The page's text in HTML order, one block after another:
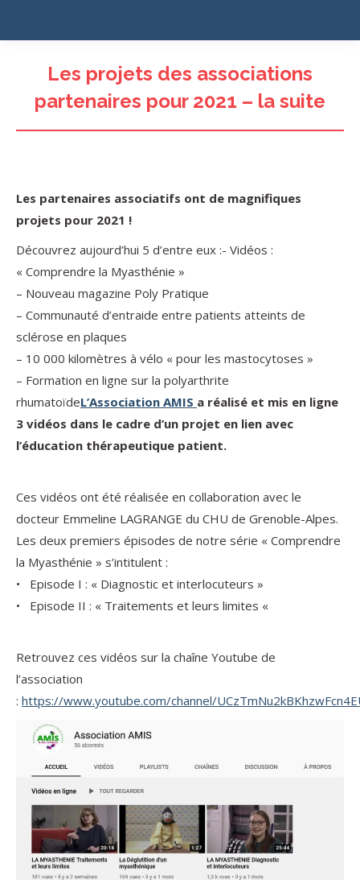
Les projets des associations
partenaires pour 2021 – la suite
Les partenaires associatifs ont de magnifiques
projets pour 2021 !
Découvrez aujourd’hui 5 d’entre eux :- Vidéos :
« Comprendre la Myasthénie »
– Nouveau magazine Poly Pratique
– Communauté d’entraide entre patients atteints de
sclérose en plaques
– 10 000 kilomètres à vélo « pour les mastocytoses »
– Formation en ligne sur la polyarthrite
rhumatoïdeL’Association AMIS a réalisé et mis en ligne
3 vidéos dans le cadre d’un projet en lien avec
l’éducation thérapeutique patient.
Ces vidéos ont été réalisée en collaboration avec le
docteur Emmeline LAGRANGE du CHU de Grenoble-Alpes.
Les deux premiers épisodes de notre série « Comprendre
la Myasthénie » s’intitulent :
• Episode I : « Diagnostic et interlocuteurs »
• Episode II : « Traitements et leurs limites «
Retrouvez ces vidéos sur la chaîne Youtube de
l’association
: https://www.youtube.com/channel/